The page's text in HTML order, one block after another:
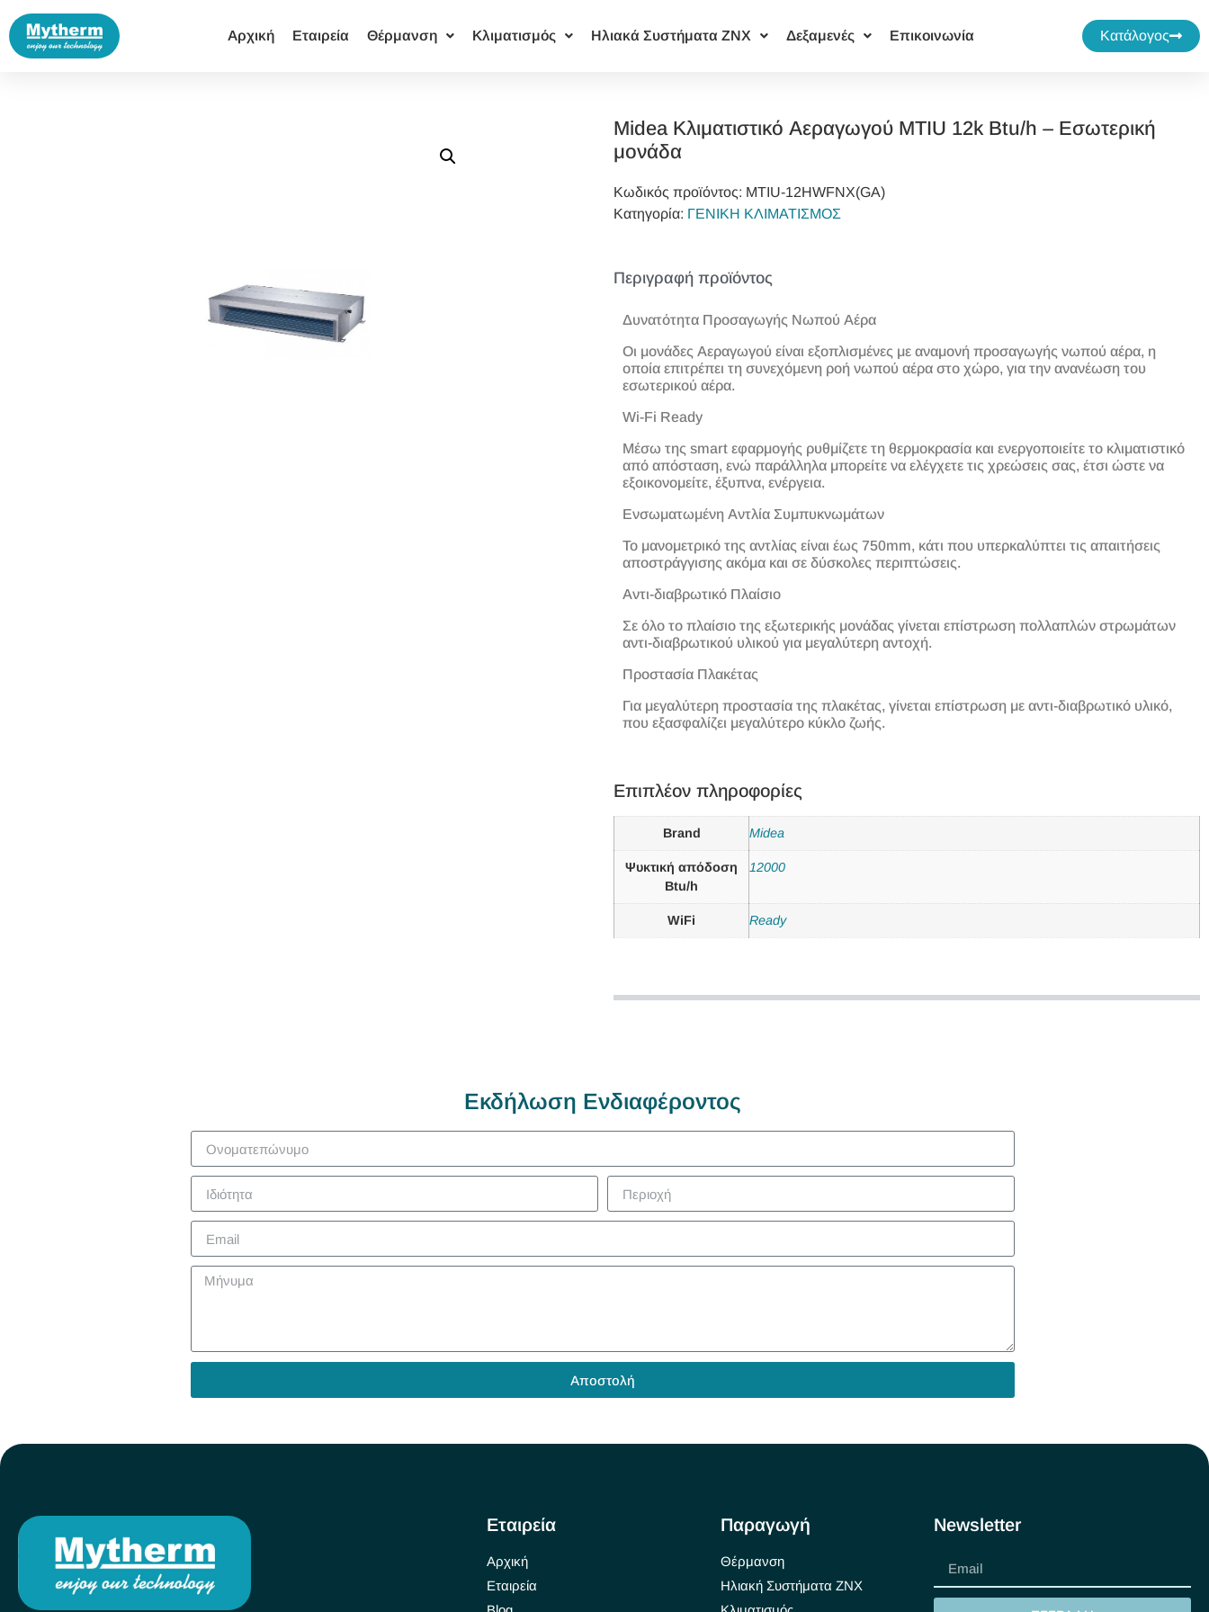
Αρχική Εταιρεία Θέρμανση Κλιματισμός Ηλιακά Συστήματα ΖΝΧ Δεξαμενές Επικοινωνία Κατάλογος
Midea Κλιματιστικό Αεραγωγού MTIU 12k Btu/h – Εσωτερική
μονάδα
Κωδικός προϊόντος: MTIU‐12HWFNX(GA)
Κατηγορία: ΓΕΝΙΚΗ ΚΛΙΜΑΤΙΣΜΟΣ
Περιγραφή προϊόντος
Δυνατότητα Προσαγωγής Νωπού Αέρα
Οι μονάδες Αεραγωγού είναι εξοπλισμένες με αναμονή προσαγωγής νωπού αέρα, η
οποία επιτρέπει τη συνεχόμενη ροή νωπού αέρα στο χώρο, για την ανανέωση του
εσωτερικού αέρα.
Wi-Fi Ready
Μέσω της smart εφαρμογής ρυθμίζετε τη θερμοκρασία και ενεργοποιείτε το κλιματιστικό
από απόσταση, ενώ παράλληλα μπορείτε να ελέγχετε τις χρεώσεις σας, έτσι ώστε να
εξοικονομείτε, έξυπνα, ενέργεια.
Ενσωματωμένη Αντλία Συμπυκνωμάτων
Το μανομετρικό της αντλίας είναι έως 750mm, κάτι που υπερκαλύπτει τις απαιτήσεις
αποστράγγισης ακόμα και σε δύσκολες περιπτώσεις.
Αντι-διαβρωτικό Πλαίσιο
Σε όλο το πλαίσιο της εξωτερικής μονάδας γίνεται επίστρωση πολλαπλών στρωμάτων
αντι-διαβρωτικού υλικού για μεγαλύτερη αντοχή.
Προστασία Πλακέτας
Για μεγαλύτερη προστασία της πλακέτας, γίνεται επίστρωση με αντι-διαβρωτικό υλικό,
που εξασφαλίζει μεγαλύτερο κύκλο ζωής.
Επιπλέον πληροφορίες
Brand Midea
Ψυκτική απόδοση
Btu/h
12000
WiFi Ready
Εκδήλωση Ενδιαφέροντος
Αποστολή
Εταιρεία
Αρχική
Εταιρεία
Παραγωγή
Θέρμανση
Ηλιακή Συστήματα ΖΝΧ
Newsletter